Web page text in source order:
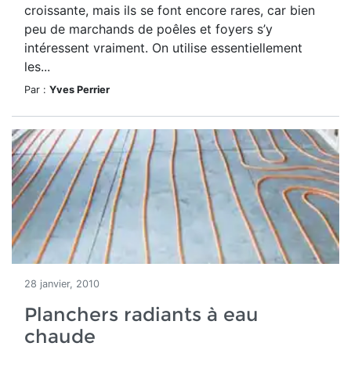
croissante, mais ils se font encore rares, car bien
peu de marchands de poêles et foyers s’y
intéressent vraiment. On utilise essentiellement
les...
Par : Yves Perrier
28 janvier, 2010
Planchers radiants à eau
chaude